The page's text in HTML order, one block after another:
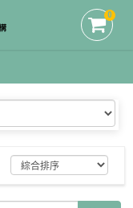
0